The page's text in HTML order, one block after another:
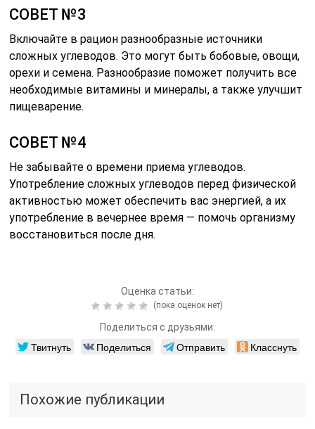
СОВЕТ №3
Включайте в рацион разнообразные источники
сложных углеводов. Это могут быть бобовые, овощи,
орехи и семена. Разнообразие поможет получить все
необходимые витамины и минералы, а также улучшит
пищеварение.
СОВЕТ №4
Не забывайте о времени приема углеводов.
Употребление сложных углеводов перед физической
активностью может обеспечить вас энергией, а их
употребление в вечернее время — помочь организму
восстановиться после дня.
Оценка статьи:
(пока оценок нет)
Поделиться с друзьями:
Твитнуть Поделиться Отправить Класснуть
Похожие публикации